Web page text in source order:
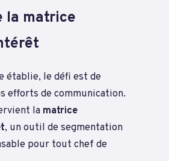
la matrice
établie, le défi est de
efforts de communication.
la matrice
, un outil de segmentation
pour tout chef de